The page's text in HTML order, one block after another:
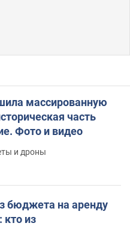
массированную
часть
Фото и видео
и дроны
бюджета на аренду
кто из